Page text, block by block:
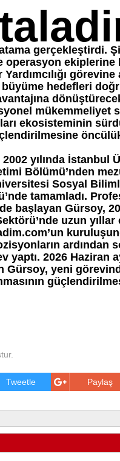
gerçekleştirdi.
operasyon
hedefleri
mükemmeliyet
ekosisteminin
yılında
Bölümü’nden
Sosyal
tamamladı.
başlayan Gürsoy,
uzun
ardından
yaptı. 2026 Haziran
Gürsoy, yeni
Tweetle Paylaş